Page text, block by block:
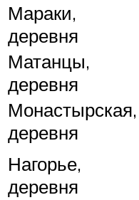
Мараки,
деревня
Матанцы,
деревня
Монастырская,
деревня
Нагорье,
деревня